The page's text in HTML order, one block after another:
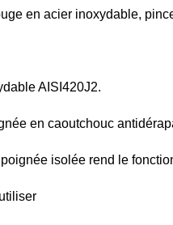
en acier inoxydable,
AISI420J2.
en caoutchouc
isolée rend le